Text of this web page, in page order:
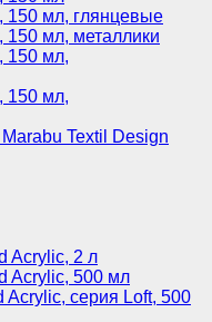
150 мл, глянцевые
150 мл, металлики
150 мл,
150 мл,
Textil Design
Acrylic, 2 л
Acrylic, 500 мл
Acrylic, серия Loft, 500